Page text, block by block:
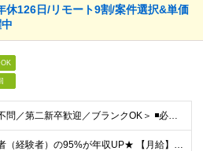
126日/リモート9割/案件選択&単価
＜学歴不問／第二新卒歓迎／ブランクOK＞ ◾️必須スキル IT業界での何らかの実務経験が3年以上ある方 ◎担当フェーズ・使用言語・開発環境・経験年数・雇用形態などは一切問いません！ ◎ブランクがある
★転職者（経験者）の95%が年収UP★ 【月給】 月給35万円～80万円（みなし残業代含む） ※みなし残業代（月30時間分／66,465円～151,899円）を含む。超過分は追加支給。 ※経験・能力